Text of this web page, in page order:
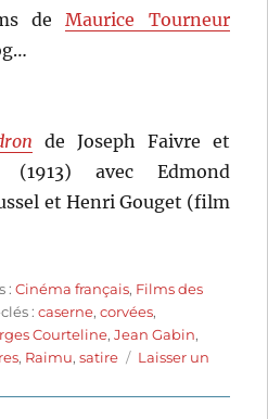
deMaurice Tourneur
de Joseph Faivre et
(1913) avec Edmond
et Henri Gouget (film
:Cinéma français, Films des
:caserne,corvées,
Courteline,Jean Gabin,
, Raimu,satire
Laisser un